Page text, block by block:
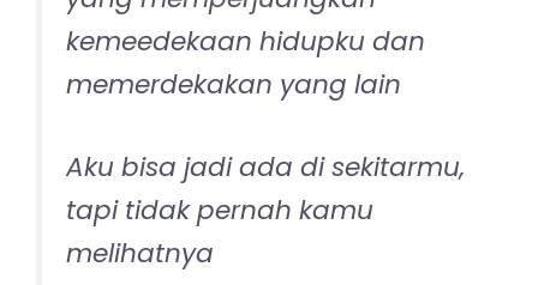
kemeedekaan hidupku dan
memerdekakan yang lain
Aku bisa jadi ada di sekitarmu,
tapi tidak pernah kamu
melihatnya